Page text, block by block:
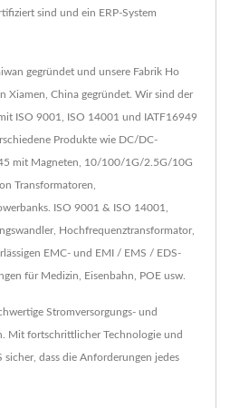
sind und ein ERP-System
gegründet und unsere Fabrik Ho
Xiamen, China gegründet. Wir sind der
ISO 9001, ISO 14001 und IATF16949
Produkte wie DC/DC-
mit Magneten, 10/100/1G/2.5G/10G
Transformatoren,
ISO 9001 & ISO 14001,
Hochfrequenztransformator,
EMC- und EMI / EMS / EDS-
für Medizin, Eisenbahn, POE usw.
Stromversorgungs- und
Mit fortschrittlicher Technologie und
sicher, dass die Anforderungen jedes